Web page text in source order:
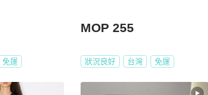
免運
MOP 255
狀況良好 台灣 免運